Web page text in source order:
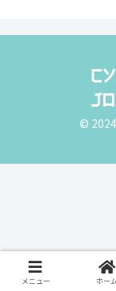
©
メニュー ホー